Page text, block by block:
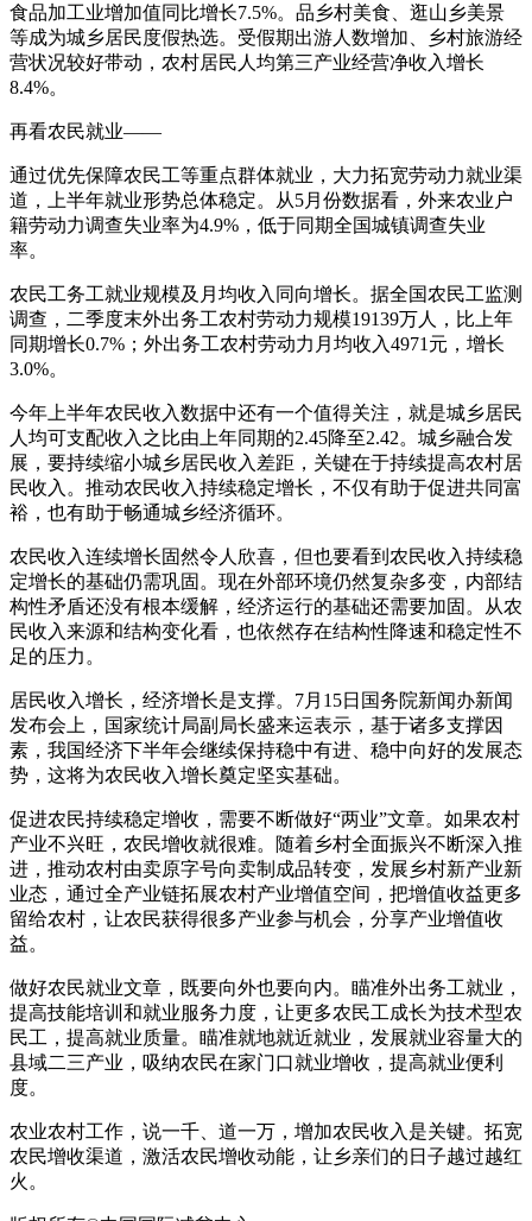
食品加工业增加值同比增长7.5%。品乡村美食、逛山乡美景
等成为城乡居民度假热选。受假期出游人数增加、乡村旅游经
营状况较好带动，农村居民人均第三产业经营净收入增长
8.4%。
再看农民就业——
通过优先保障农民工等重点群体就业，大力拓宽劳动力就业渠
道，上半年就业形势总体稳定。从5月份数据看，外来农业户
籍劳动力调查失业率为4.9%，低于同期全国城镇调查失业
率。
农民工务工就业规模及月均收入同向增长。据全国农民工监测
调查，二季度末外出务工农村劳动力规模19139万人，比上年
同期增长0.7%；外出务工农村劳动力月均收入4971元，增长
3.0%。
今年上半年农民收入数据中还有一个值得关注，就是城乡居民
人均可支配收入之比由上年同期的2.45降至2.42。城乡融合发
展，要持续缩小城乡居民收入差距，关键在于持续提高农村居
民收入。推动农民收入持续稳定增长，不仅有助于促进共同富
裕，也有助于畅通城乡经济循环。
农民收入连续增长固然令人欣喜，但也要看到农民收入持续稳
定增长的基础仍需巩固。现在外部环境仍然复杂多变，内部结
构性矛盾还没有根本缓解，经济运行的基础还需要加固。从农
民收入来源和结构变化看，也依然存在结构性降速和稳定性不
足的压力。
居民收入增长，经济增长是支撑。7月15日国务院新闻办新闻
发布会上，国家统计局副局长盛来运表示，基于诸多支撑因
素，我国经济下半年会继续保持稳中有进、稳中向好的发展态
势，这将为农民收入增长奠定坚实基础。
促进农民持续稳定增收，需要不断做好“两业”文章。如果农村
产业不兴旺，农民增收就很难。随着乡村全面振兴不断深入推
进，推动农村由卖原字号向卖制成品转变，发展乡村新产业新
业态，通过全产业链拓展农村产业增值空间，把增值收益更多
留给农村，让农民获得很多产业参与机会，分享产业增值收
益。
做好农民就业文章，既要向外也要向内。瞄准外出务工就业，
提高技能培训和就业服务力度，让更多农民工成长为技术型农
民工，提高就业质量。瞄准就地就近就业，发展就业容量大的
县域二三产业，吸纳农民在家门口就业增收，提高就业便利
度。
农业农村工作，说一千、道一万，增加农民收入是关键。拓宽
农民增收渠道，激活农民增收动能，让乡亲们的日子越过越红
火。